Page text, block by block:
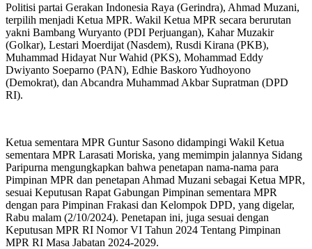
Politisi partai Gerakan Indonesia Raya (Gerindra), Ahmad Muzani,
terpilih menjadi Ketua MPR. Wakil Ketua MPR secara berurutan
yakni Bambang Wuryanto (PDI Perjuangan), Kahar Muzakir
(Golkar), Lestari Moerdijat (Nasdem), Rusdi Kirana (PKB),
Muhammad Hidayat Nur Wahid (PKS), Mohammad Eddy
Dwiyanto Soeparno (PAN), Edhie Baskoro Yudhoyono
(Demokrat), dan Abcandra Muhammad Akbar Supratman (DPD
RI).
Ketua sementara MPR Guntur Sasono didampingi Wakil Ketua
sementara MPR Larasati Moriska, yang memimpin jalannya Sidang
Paripurna mengungkapkan bahwa penetapan nama-nama para
Pimpinan MPR dan penetapan Ahmad Muzani sebagai Ketua MPR,
sesuai Keputusan Rapat Gabungan Pimpinan sementara MPR
dengan para Pimpinan Frakasi dan Kelompok DPD, yang digelar,
Rabu malam (2/10/2024). Penetapan ini, juga sesuai dengan
Keputusan MPR RI Nomor VI Tahun 2024 Tentang Pimpinan
MPR RI Masa Jabatan 2024-2029.